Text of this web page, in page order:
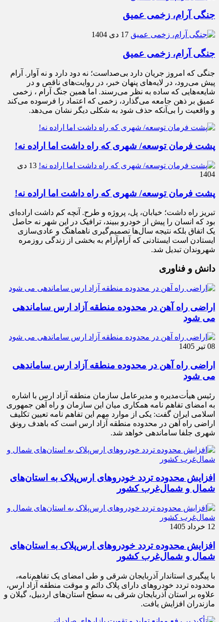
جنگی آرام، زخمی عمیق
17 دی 1404
جنگی آرام، زخمی عمیق
جنگی که امروز جریان دارد بی‌صداست؛ نه دود دارد و نه آوار. آرام
پیش می‌رود، در لایه‌های پنهان خبر، در روایت‌های ناقص و در
شایعه‌هایی که ساده به نظر می‌رسند. اما همین جنگ آرام ، زخمی
عمیق بر ذهن جامعه می‌گذارد، زخمی که اعتماد را فرسوده می‌کند
و واقعیت را بی‌آنکه حذف شود به شکلی دیگر نشان می‌دهد.
پشت فرمان توسعه/ شهری که راه داشت اما اراده نه!
13 دی
1404
پشت فرمان توسعه/ شهری که راه داشت اما اراده نه!
تبریز راه داشت؛ خیابان، پل، پروژه و طرح. آنچه کم داشت اراده‌ای
بود که انسان را پیش از خودرو ببیند، ترافیک در این شهر نه حاصل
یک اتفاق بلکه نتیجه سال‌ها تصمیم‌گیری ناهماهنگ و عادی‌سازی
ایستادن است ایستادنی که آرام‌آرام به بخشی از زندگی روزمره
شهروندان تبدیل شد.
دانش و فناوری
اراضی راه آهن در محدوده منطقه آزاد ارس ساماندهی
می شود
08 تیر 1405
اراضی راه آهن در محدوده منطقه آزاد ارس ساماندهی
می شود
رئیس هیأت‌مدیره و مدیرعامل سازمان منطقه آزاد ارس با اشاره
به امضای تفاهم نامه همکاری میان این سازمان و راه آهن جمهوری
اسلامی ایران گفت: یکی از موارد مهم این تفاهم نامه تعیین تکلیف
اراضی راه آهن در محدوده منطقه آزاد ارس است که باهدف رونق
شهری جلفا ساماندهی خواهد شد.
افزایش محدوده تردد خودروهای ارس‌پلاک به استان‌های
شمال و شمال‌غرب کشور
12 خرداد 1405
افزایش محدوده تردد خودروهای ارس‌پلاک به استان‌های
شمال و شمال‌غرب کشور
با پیگیری استاندار آذربایجان شرقی و طی امضای یک تفاهم‌نامه،
محدوده تردد خودروهای دارای پلاک دائم و موقت منطقه آزاد ارس،
علاوه بر استان آذربایجان شرقی به سطح استان‌های اردبیل، گیلان و
مازندران افزایش یافت.